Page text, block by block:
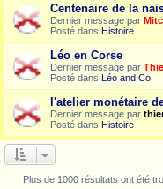
Centenaire de la
Dernier message par
Posté dans Histoire
Léo en Corse
Dernier message par
Posté dans Léo and Co
l'atelier monétaire
Dernier message par
Posté dans Histoire
Plus de 1000 résultats ont été